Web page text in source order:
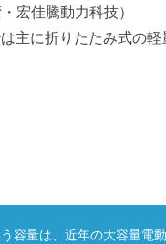
宏佳騰動力科技）
主に折りたたみ式の
容量は、近年の大容量電